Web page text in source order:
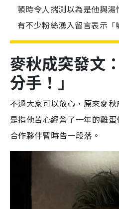
頓時令人揣測以為是他與
有不少粉絲湧入留言表示「
麥秋成突發文
分手！」
不過大家可以放心，原來麥
是指他苦心經營了一年的雞
合作夥伴暫時告一段落。